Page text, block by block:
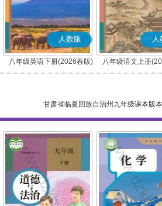
人教版
八年级英语下册(2026春版)
人
八年级语文上册
(部编版)
甘肃省临夏回族自治州九年级课本版本